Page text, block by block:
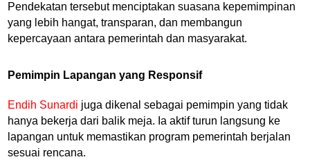
Pendekatan tersebut menciptakan suasana kepemimpinan
yang lebih hangat, transparan, dan membangun
kepercayaan antara pemerintah dan masyarakat.
Pemimpin Lapangan yang Responsif
Endih Sunardi juga dikenal sebagai pemimpin yang tidak
hanya bekerja dari balik meja. Ia aktif turun langsung ke
lapangan untuk memastikan program pemerintah berjalan
sesuai rencana.